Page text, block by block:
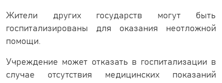
Жители других государств могут быть
госпитализированы для оказания неотложной
помощи.
Учреждение может отказать в госпитализации в
случае отсутствия медицинских показаний